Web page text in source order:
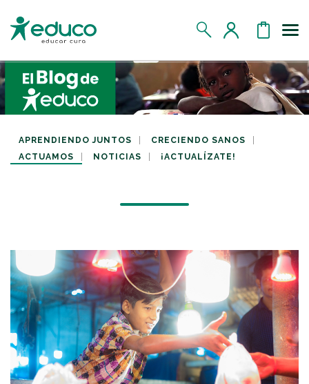
MIS DATOS
MIS APADRINADOS
MIS RETOS SOLIDARIOS
CERRAR SESIÓN
APRENDIENDO JUNTOS
CRECIENDO SANOS
ACTUAMOS
NOTICIAS ¡ACTUALÍZATE!